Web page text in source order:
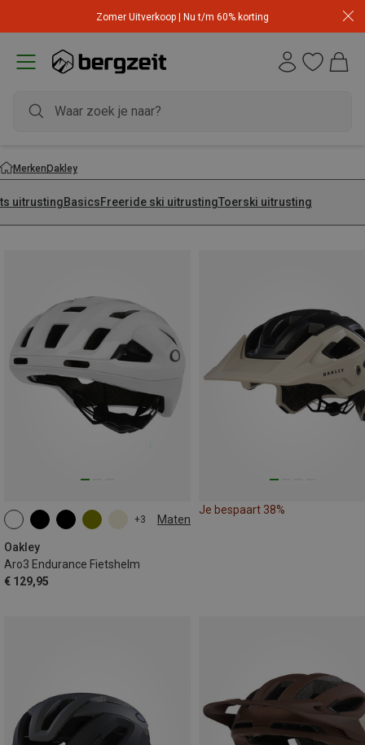
Zomer Uitverkoop | Nu t/m 60% korting
MerkenOakley
uitrustingBasicsFreeride ski uitrustingToerski uitrusting
+3 Maten
Oakley
Aro3 Endurance Fietshelm
€ 129,95
51-55CM
55-59CM
59-61CM
Je bespaart 38%